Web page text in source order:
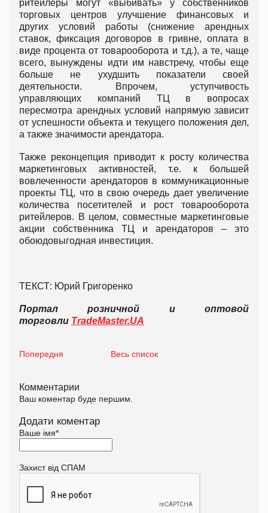
ритейлеры могут «выбивать» у собственников
торговых центров улучшение финансовых и
других условий работы (снижение арендных
ставок, фиксация договоров в гривне, оплата в
виде процента от товарооборота и т.д.), а те, чаще
всего, вынуждены идти им навстречу, чтобы еще
больше не ухудшить показатели своей
деятельности. Впрочем, уступчивость
управляющих компаний ТЦ в вопросах
пересмотра арендных условий напрямую зависит
от успешности объекта и текущего положения дел,
а также значимости арендатора.
Также реконцепция приводит к росту количества
маркетинговых активностей, т.е. к большей
вовлеченности арендаторов в коммуникационные
проекты ТЦ, что в свою очередь дает увеличение
количества посетителей и рост товарооборота
ритейлеров. В целом, совместные маркетинговые
акции собственника ТЦ и арендаторов – это
обоюдовыгодная инвестиция.
ТЕКСТ: Юрий Григоренко
Портал розничной и оптовой
торговли TradeMaster.UA
Попередня Весь список
Комментарии
Ваш коментар буде першим.
Додати коментар
Ваше імя*
Захист від СПАМ